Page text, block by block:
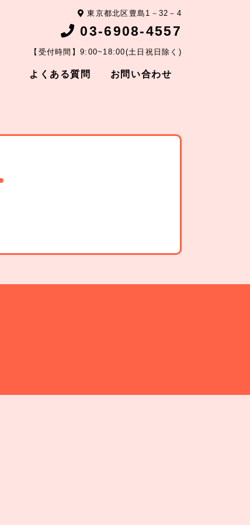
東京都北区豊島1－32－4
03-6908-4557
【受付時間】9:00~18:00(土日祝日除く)
よくある質問 お問い合わせ